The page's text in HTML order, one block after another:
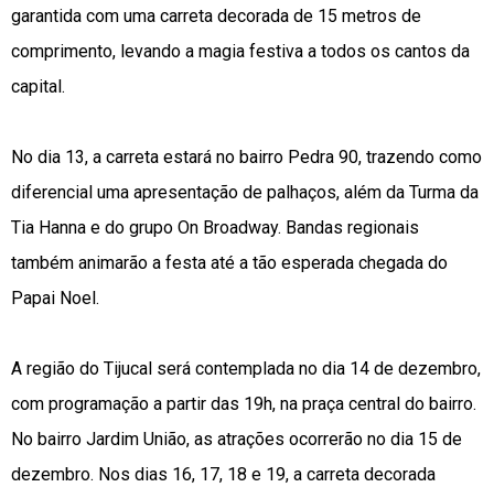
garantida com uma carreta decorada de 15 metros de
comprimento, levando a magia festiva a todos os cantos da
capital.
No dia 13, a carreta estará no bairro Pedra 90, trazendo como
diferencial uma apresentação de palhaços, além da Turma da
Tia Hanna e do grupo On Broadway. Bandas regionais
também animarão a festa até a tão esperada chegada do
Papai Noel.
A região do Tijucal será contemplada no dia 14 de dezembro,
com programação a partir das 19h, na praça central do bairro.
No bairro Jardim União, as atrações ocorrerão no dia 15 de
dezembro. Nos dias 16, 17, 18 e 19, a carreta decorada